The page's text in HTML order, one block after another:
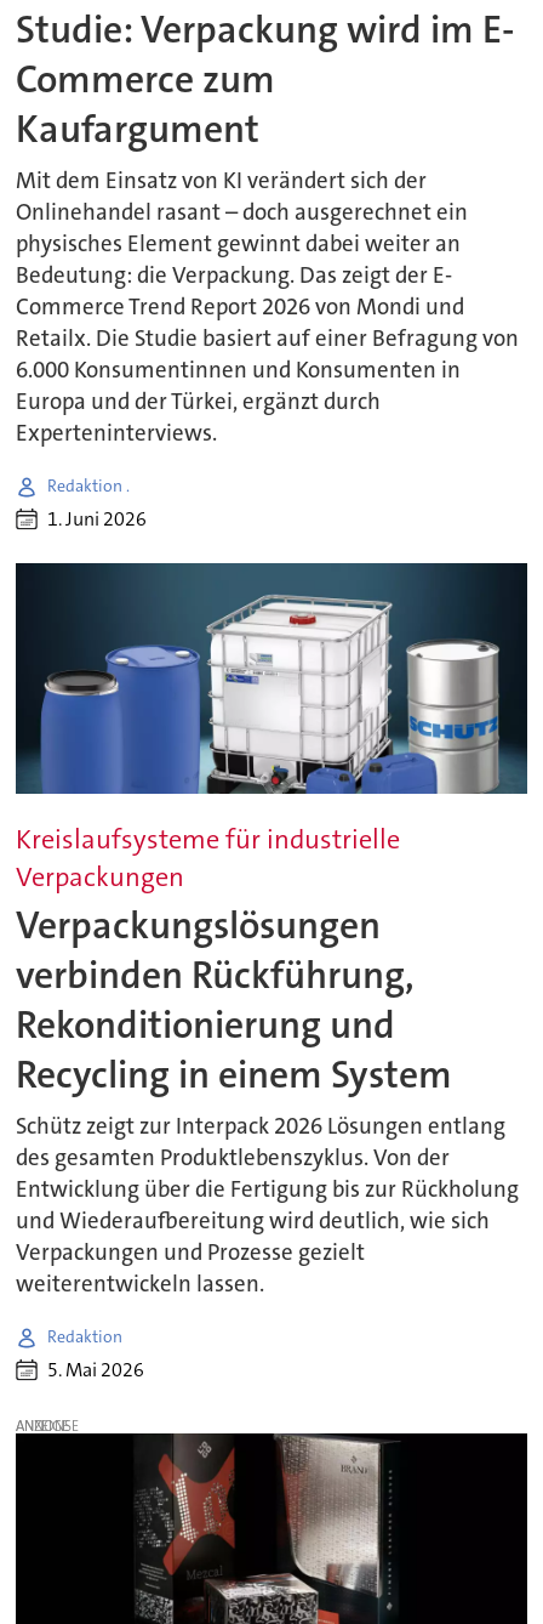
Studie: Verpackung wird im E-
Commerce zum
Kaufargument
Mit dem Einsatz von KI verändert sich der
Onlinehandel rasant – doch ausgerechnet ein
physisches Element gewinnt dabei weiter an
Bedeutung: die Verpackung. Das zeigt der E-
Commerce Trend Report 2026 von Mondi und
Retailx. Die Studie basiert auf einer Befragung von
6.000 Konsumentinnen und Konsumenten in
Europa und der Türkei, ergänzt durch
Experteninterviews.
Redaktion .
1. Juni 2026
Kreislaufsysteme für industrielle
Verpackungen
Verpackungslösungen
verbinden Rückführung,
Rekonditionierung und
Recycling in einem System
Schütz zeigt zur Interpack 2026 Lösungen entlang
des gesamten Produktlebenszyklus. Von der
Entwicklung über die Fertigung bis zur Rückholung
und Wiederaufbereitung wird deutlich, wie sich
Verpackungen und Prozesse gezielt
weiterentwickeln lassen.
Redaktion
5. Mai 2026
ANZEIGE